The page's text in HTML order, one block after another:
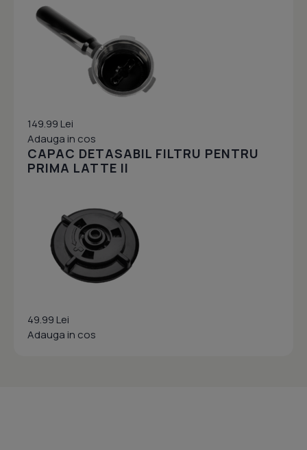
149.99 Lei
Adauga in cos
CAPAC DETASABIL FILTRU PENTRU
PRIMA LATTE II
49.99 Lei
Adauga in cos